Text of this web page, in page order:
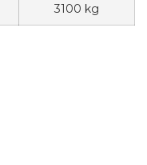
3100 kg